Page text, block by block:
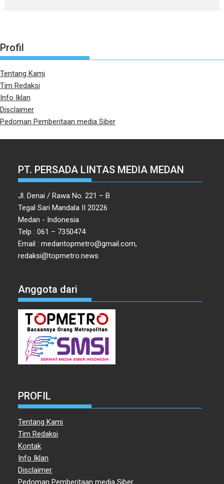
Profil
Tentang Kami
Tim Redaksi
Info Iklan
Disclaimer
Pedoman Pemberitaan media Siber
PT. PERSADA LINTAS MEDIA MEDAN
Jl. Denai / Rawa No. 221 – B
Tegal Sari Mandala II 20226
Medan - Indonesia
Telp : 061 – 7350474
Email : medantopmetro@gmail.com,
redaksi@topmetro.news
Anggota dari
PROFIL
Tentang Kami
Tim Redaksi
Kontak
Info Iklan
Disclaimer
Pedoman Pemberitaan media Siber